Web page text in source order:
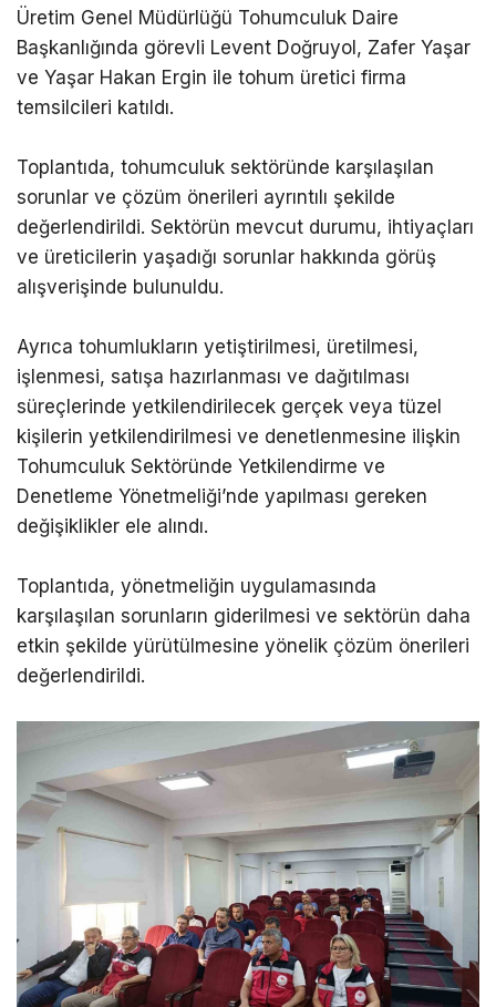
Üretim Genel Müdürlüğü Tohumculuk Daire
Başkanlığında görevli Levent Doğruyol, Zafer Yaşar
ve Yaşar Hakan Ergin ile tohum üretici firma
temsilcileri katıldı.
Toplantıda, tohumculuk sektöründe karşılaşılan
sorunlar ve çözüm önerileri ayrıntılı şekilde
değerlendirildi. Sektörün mevcut durumu, ihtiyaçları
ve üreticilerin yaşadığı sorunlar hakkında görüş
alışverişinde bulunuldu.
Ayrıca tohumlukların yetiştirilmesi, üretilmesi,
işlenmesi, satışa hazırlanması ve dağıtılması
süreçlerinde yetkilendirilecek gerçek veya tüzel
kişilerin yetkilendirilmesi ve denetlenmesine ilişkin
Tohumculuk Sektöründe Yetkilendirme ve
Denetleme Yönetmeliği’nde yapılması gereken
değişiklikler ele alındı.
Toplantıda, yönetmeliğin uygulamasında
karşılaşılan sorunların giderilmesi ve sektörün daha
etkin şekilde yürütülmesine yönelik çözüm önerileri
değerlendirildi.